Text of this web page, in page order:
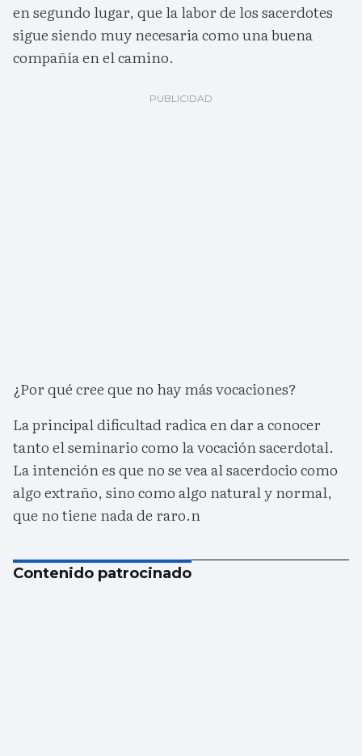
en segundo lugar, que la labor de los sacerdotes
sigue siendo muy necesaria como una buena
compañía en el camino.
¿Por qué cree que no hay más vocaciones?
La principal dificultad radica en dar a conocer
tanto el seminario como la vocación sacerdotal.
La intención es que no se vea al sacerdocio como
algo extraño, sino como algo natural y normal,
que no tiene nada de raro.n
Contenido patrocinado